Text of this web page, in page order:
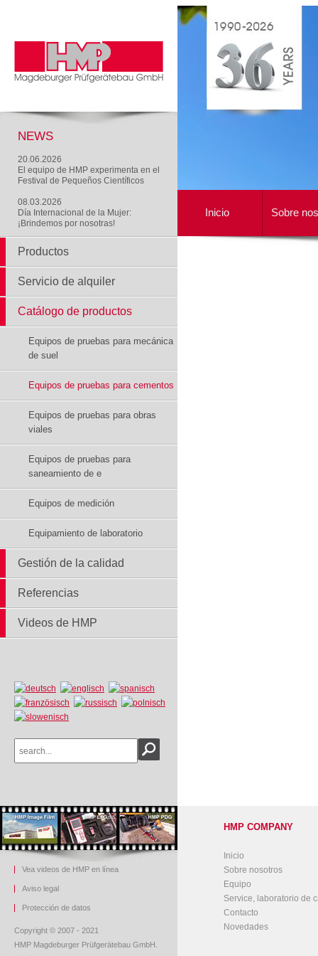
NEWS
20.06.2026
El equipo de HMP experimenta en el
Festival de Pequeños Científicos
08.03.2026
Día Internacional de la Mujer:
¡Brindemos por nosotras!
Inicio Sobre
Productos
Servicio de alquiler
Catálogo de productos
Equipos de pruebas para mecánica
de suel
Equipos de pruebas para cementos
Equipos de pruebas para obras
viales
Equipos de pruebas para
saneamiento de e
Equipos de medición
Equipamiento de laboratorio
Gestión de la calidad
Referencias
Videos de HMP
Vea videos de HMP en línea
Aviso legal
Protección de datos
Copyright © 2007 - 2021
HMP Magdeburger Prüfgerätebau GmbH.
HMP COMPANY
Inicio
Sobre nosotros
Equipo
Service, laboratorio de
Contacto
Novedades